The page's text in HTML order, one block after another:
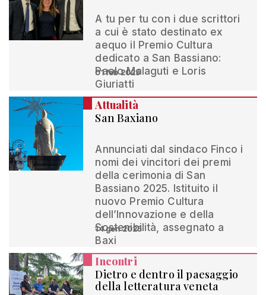
A tu per tu con i due scrittori
a cui è stato destinato ex
aequo il Premio Cultura
dedicato a San Bassiano:
Paolo Malaguti e Loris
Giuriatti
01 feb 2025
Attualità
San Baxiano
Annunciati dal sindaco Finco i
nomi dei vincitori dei premi
della cerimonia di San
Bassiano 2025. Istituito il
nuovo Premio Cultura
dell’Innovazione e della
Sostenibilità, assegnato a
Baxi
14 gen 2025
Incontri
Dietro e dentro il paesaggio
della letteratura veneta